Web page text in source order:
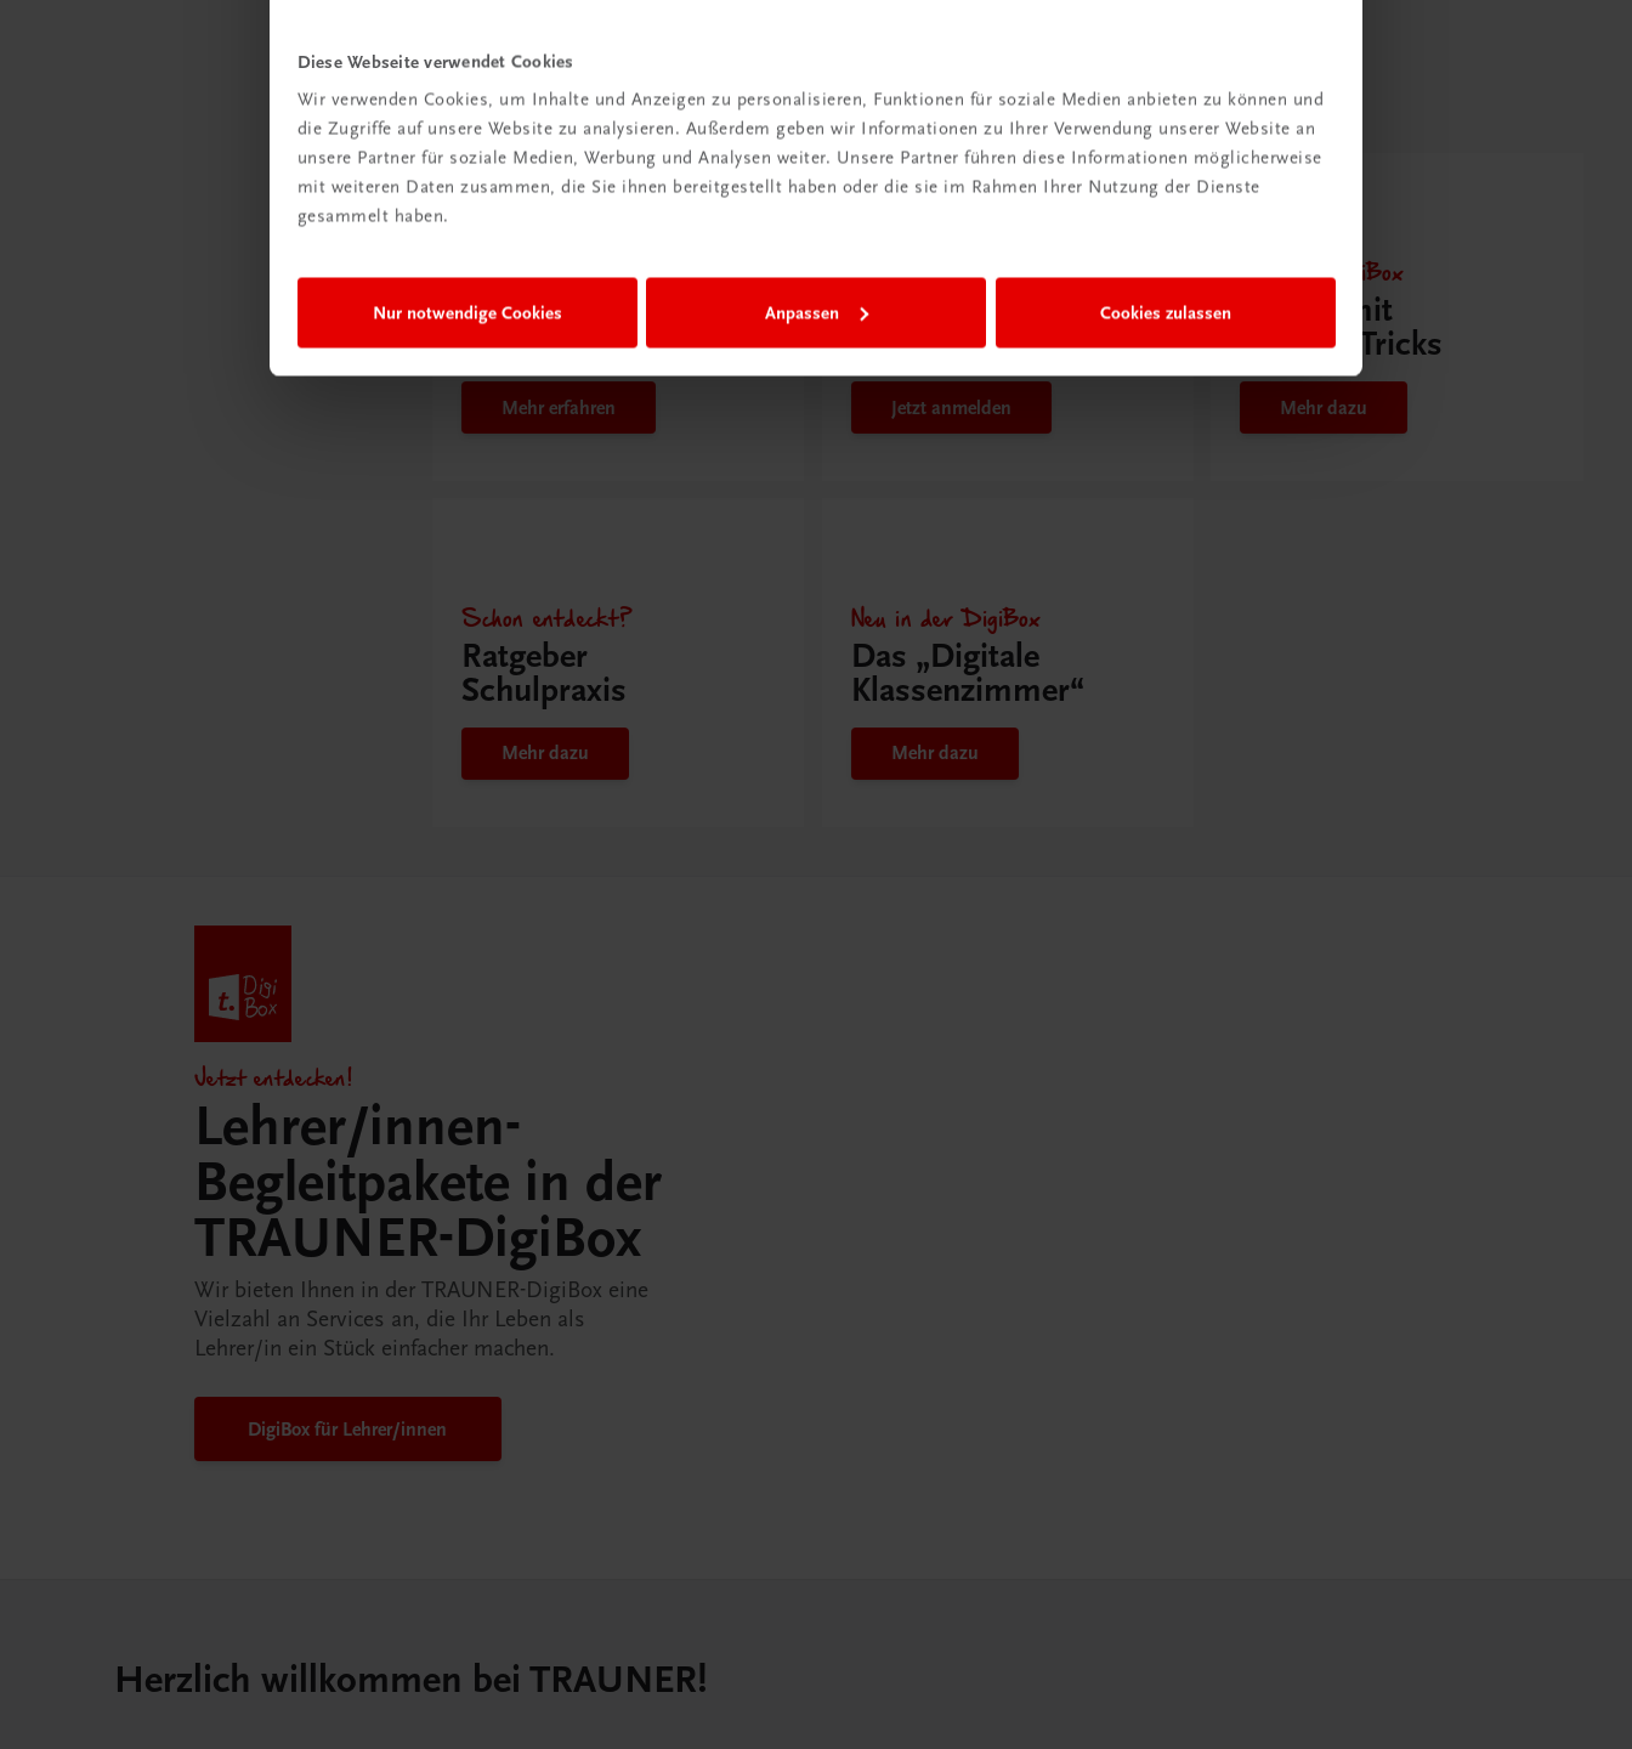
Diese Webseite verwendet Cookies
Wir verwenden Cookies, um Inhalte und Anzeigen zu personalisieren, Funktionen für soziale Medien anbieten zu können und
die Zugriffe auf unsere Website zu analysieren. Außerdem geben wir Informationen zu Ihrer Verwendung unserer Website an
unsere Partner für soziale Medien, Werbung und Analysen weiter. Unsere Partner führen diese Informationen möglicherweise
mit weiteren Daten zusammen, die Sie ihnen bereitgestellt haben oder die sie im Rahmen Ihrer Nutzung der Dienste
gesammelt haben.
Nur notwendige Cookies Anpassen Cookies zulassen
Gut zu wissen
Wie mit KI im
Unterricht
umgehen?
Mehr erfahren
Rabattcode erhalten
abonnieren &
Versandkosten
sparen
Jetzt anmelden
Neu zur DigiBox
Videos mit
Tipps & Tricks
Mehr dazu
Schon entdeckt?
Ratgeber
Schulpraxis
Mehr dazu
Neu in der DigiBox
Das „Digitale
Klassenzimmer“
Mehr dazu
Jetzt entdecken!
Lehrer/innen-
Begleitpakete in der
TRAUNER-DigiBox
Wir bieten Ihnen in der TRAUNER-DigiBox eine
Vielzahl an Services an, die Ihr Leben als
Lehrer/in ein Stück einfacher machen.
DigiBox für Lehrer/innen
Herzlich willkommen bei TRAUNER!